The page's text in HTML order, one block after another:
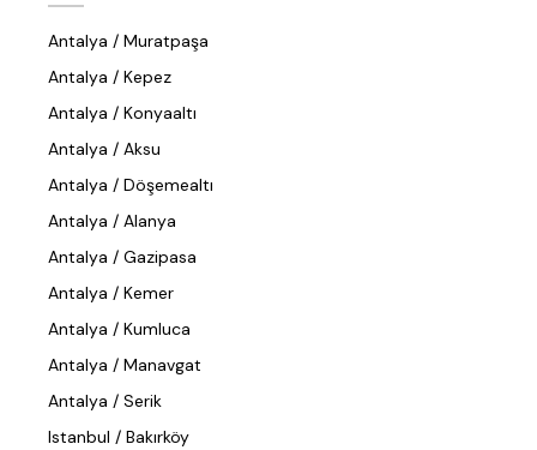
Antalya / Muratpaşa
Antalya / Kepez
Antalya / Konyaaltı
Antalya / Aksu
Antalya / Döşemealtı
Antalya / Alanya
Antalya / Gazipasa
Antalya / Kemer
Antalya / Kumluca
Antalya / Manavgat
Antalya / Serik
Istanbul / Bakırköy